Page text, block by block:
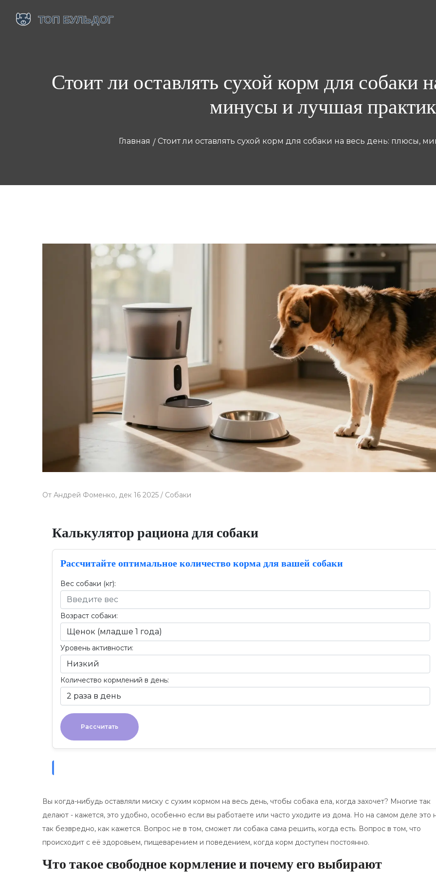
Стоит ли оставлять сухой корм для собаки
минусы и лучшая
Главная Стоит ли оставлять сухой корм для собаки на весь день: плюсы,
От Андрей Фоменко, дек 16 2025 / Собаки
Калькулятор рациона для собаки
Рассчитайте оптимальное количество корма для вашей собаки
Вес собаки (кг):
Возраст собаки:
Уровень активности:
Количество кормлений в день:
Рассчитать
Вы когда-нибудь оставляли миску с сухим кормом на весь день, чтобы собака ела, когда захочет? Многие так
делают - кажется, это удобно, особенно если вы работаете или часто уходите из дома. Но на самом деле это
так безвредно, как кажется. Вопрос не в том, сможет ли собака сама решить, когда есть. Вопрос в том, что
происходит с её здоровьем, пищеварением и поведением, когда корм доступен постоянно.
Что такое свободное кормление и почему его выбирают